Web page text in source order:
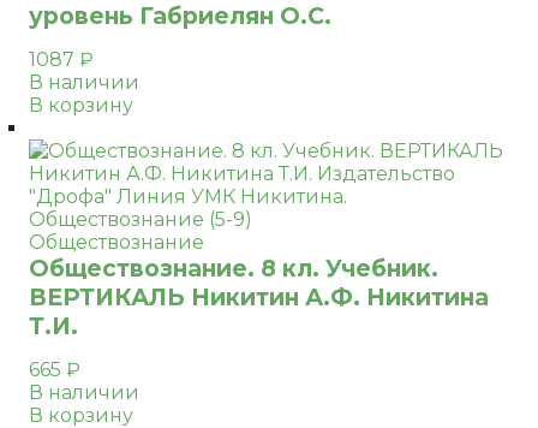
уровень Габриелян О.С.
1087 ₽
В наличии
В корзину
Обществознание
Обществознание. 8 кл. Учебник.
ВЕРТИКАЛЬ Никитин А.Ф. Никитина
Т.И.
665 ₽
В наличии
В корзину